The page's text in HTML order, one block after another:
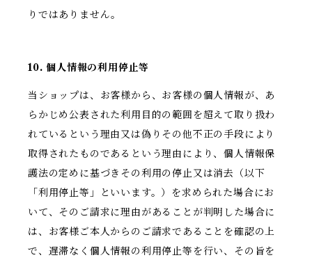
りではありません。
10. 個人情報の利用停止等
当ショップは、お客様から、お客様の個人情報が、あ
らかじめ公表された利用目的の範囲を超えて取り扱わ
れているという理由又は偽りその他不正の手段により
取得されたものであるという理由により、個人情報保
護法の定めに基づきその利用の停止又は消去（以下
「利用停止等」といいます。）を求められた場合にお
いて、そのご請求に理由があることが判明した場合に
は、お客様ご本人からのご請求であることを確認の上
で、遅滞なく個人情報の利用停止等を行い、その旨を